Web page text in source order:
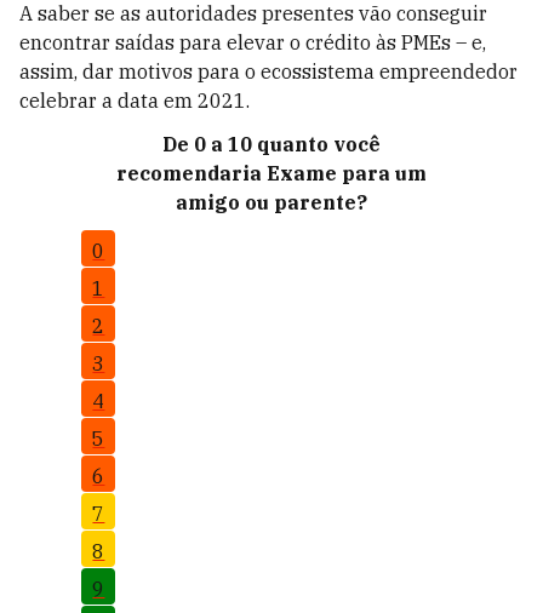
A saber se as autoridades presentes vão conseguir
encontrar saídas para elevar o crédito às PMEs – e,
assim, dar motivos para o ecossistema empreendedor
celebrar a data em 2021.
De 0 a 10 quanto você
recomendaria Exame para um
amigo ou parente?
0
1
2
3
4
5
6
7
8
9